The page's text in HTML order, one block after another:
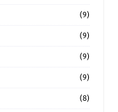
(9)
(9)
(9)
(9)
(8)